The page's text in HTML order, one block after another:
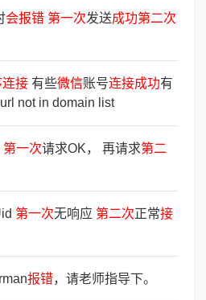
会报错 第一次发送成功第二次
连接 有些微信账号连接成功有
not in domain list
第一次请求OK， 再请求第二
第一次无响应 第二次正常接
报错，请老师指导下。